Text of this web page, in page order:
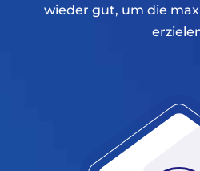
wieder gut, um die